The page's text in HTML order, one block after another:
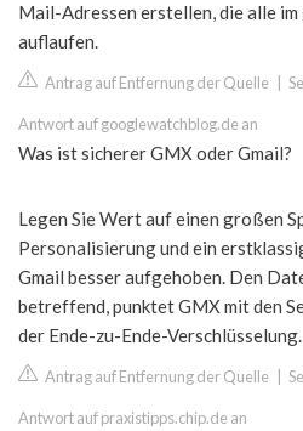
Mail-Adressen erstellen, die alle
auflaufen.
Antrag auf Entfernung der Quelle
Antwort auf googlewatchblog.de an
Was ist sicherer GMX oder Gmail?
Legen Sie Wert auf einen großen
Personalisierung und ein
Gmail besser aufgehoben. Den
betreffend, punktet GMX mit den
der Ende-zu-Ende-Verschlüsselung.
Antrag auf Entfernung der Quelle
Antwort auf praxistipps.chip.de an